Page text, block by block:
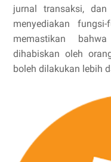
jurnal transaksi,
menyediakan
memastikan
dihabiskan oleh
boleh dilakukan lebih